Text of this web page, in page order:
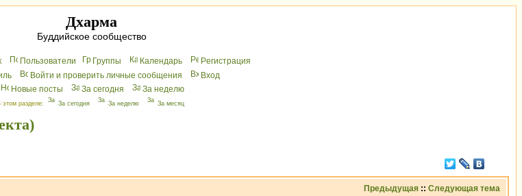
Дхарма
Буддийское сообщество
Пользователи Группы Календарь
Peгиcтрaция
Войти и проверить личные сообщения
Вхoд
Новые посты
За сегодня За неделю
этом разделе: За сегодня За неделю За месяц
Предыдущая :: Следующая тема